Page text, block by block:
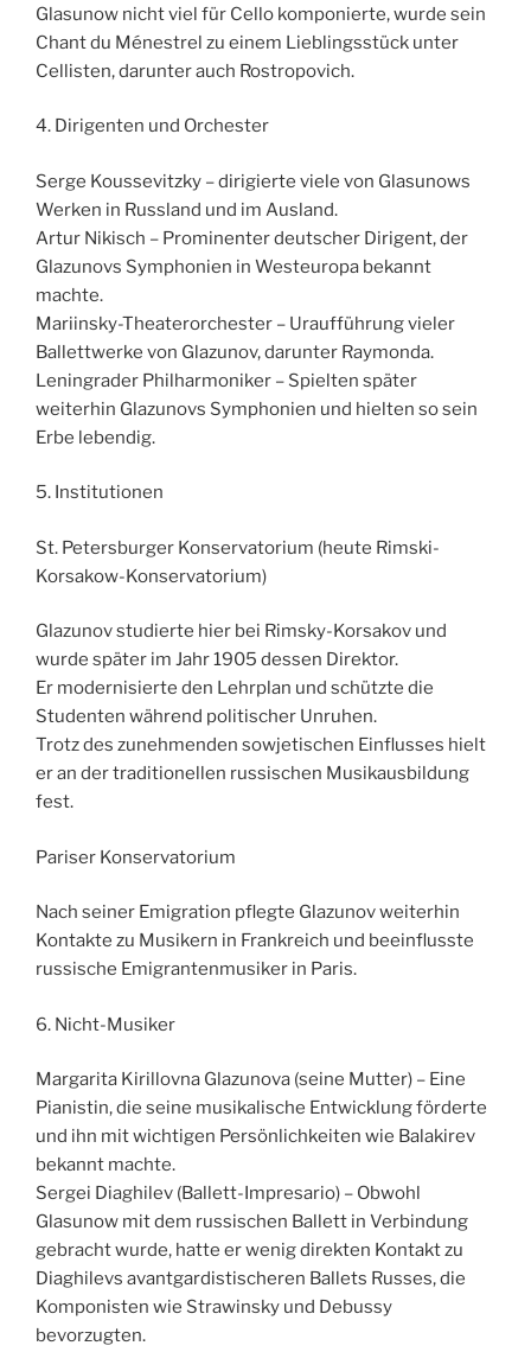
Glasunow nicht viel für Cello komponierte, wurde sein
Chant du Ménestrel zu einem Lieblingsstück unter
Cellisten, darunter auch Rostropovich.
4. Dirigenten und Orchester
Serge Koussevitzky – dirigierte viele von Glasunows
Werken in Russland und im Ausland.
Artur Nikisch – Prominenter deutscher Dirigent, der
Glazunovs Symphonien in Westeuropa bekannt
machte.
Mariinsky-Theaterorchester – Uraufführung vieler
Ballettwerke von Glazunov, darunter Raymonda.
Leningrader Philharmoniker – Spielten später
weiterhin Glazunovs Symphonien und hielten so sein
Erbe lebendig.
5. Institutionen
St. Petersburger Konservatorium (heute Rimski-
Korsakow-Konservatorium)
Glazunov studierte hier bei Rimsky-Korsakov und
wurde später im Jahr 1905 dessen Direktor.
Er modernisierte den Lehrplan und schützte die
Studenten während politischer Unruhen.
Trotz des zunehmenden sowjetischen Einflusses hielt
er an der traditionellen russischen Musikausbildung
fest.
Pariser Konservatorium
Nach seiner Emigration pflegte Glazunov weiterhin
Kontakte zu Musikern in Frankreich und beeinflusste
russische Emigrantenmusiker in Paris.
6. Nicht-Musiker
Margarita Kirillovna Glazunova (seine Mutter) – Eine
Pianistin, die seine musikalische Entwicklung förderte
und ihn mit wichtigen Persönlichkeiten wie Balakirev
bekannt machte.
Sergei Diaghilev (Ballett-Impresario) – Obwohl
Glasunow mit dem russischen Ballett in Verbindung
gebracht wurde, hatte er wenig direkten Kontakt zu
Diaghilevs avantgardistischeren Ballets Russes, die
Komponisten wie Strawinsky und Debussy
bevorzugten.